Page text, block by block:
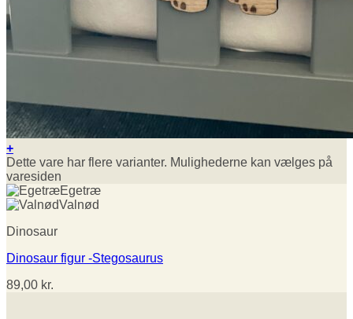
+
Dette vare har flere varianter. Mulighederne kan vælges på
varesiden
Egetræ
Valnød
Dinosaur
Dinosaur figur -Stegosaurus
89,00 kr.